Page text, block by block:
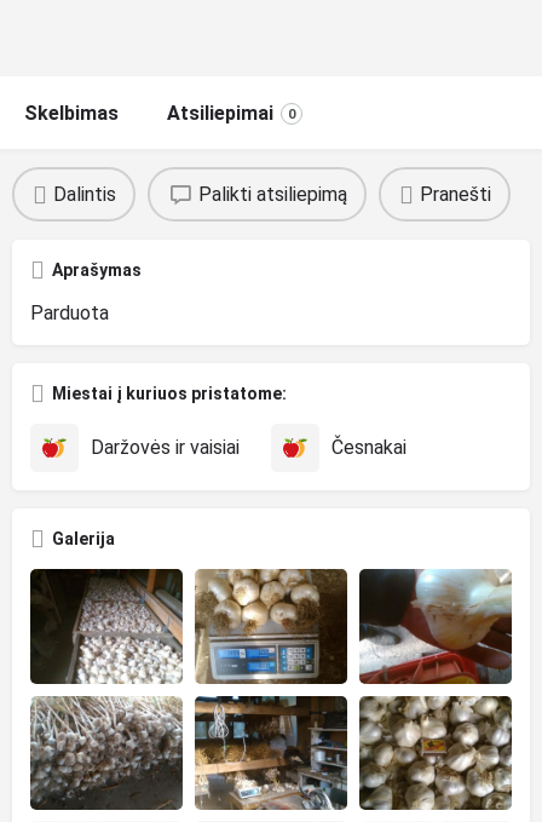
Skelbimas Atsiliepimai 0
Dalintis Palikti atsiliepimą Pranešti
Aprašymas
Parduota
Miestai į kuriuos pristatome:
Daržovės ir vaisiai Česnakai
Galerija